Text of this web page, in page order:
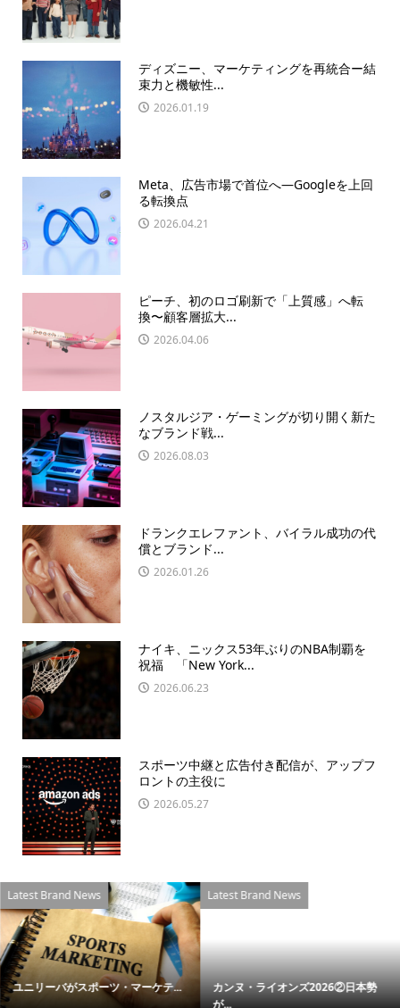
ディズニー、マーケティングを再統合ー結
束力と機敏性...
2026.01.19
Meta、広告市場で首位へ—Googleを上回
る転換点
2026.04.21
ピーチ、初のロゴ刷新で「上質感」へ転
換〜顧客層拡大...
2026.04.06
ノスタルジア・ゲーミングが切り開く新た
なブランド戦...
2026.08.03
ドランクエレファント、バイラル成功の代
償とブランド...
2026.01.26
ナイキ、ニックス53年ぶりのNBA制覇を
祝福 「New York...
2026.06.23
スポーツ中継と広告付き配信が、アップフ
ロントの主役に
2026.05.27
Latest Brand News
ユニリーバがスポーツ・マーケテ...
Latest Brand News
カンヌ・ライオンズ2026②日本勢
が...